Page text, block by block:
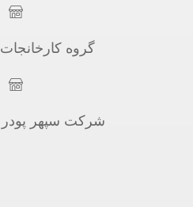
گروه کارخانجات
شرکت سپهر